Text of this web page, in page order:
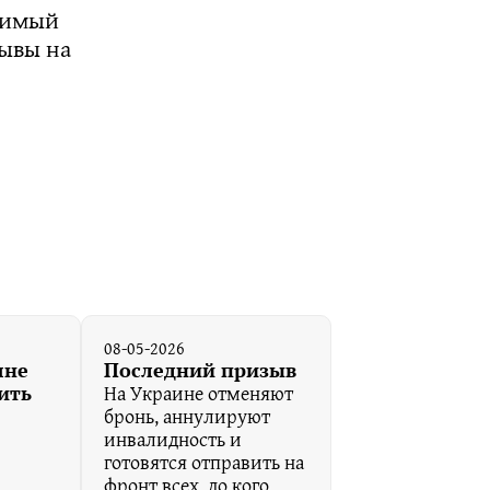
на
08-05-2026
Последний призыв
На Украине отменяют
бронь, аннулируют
инвалидность и
готовятся отправить на